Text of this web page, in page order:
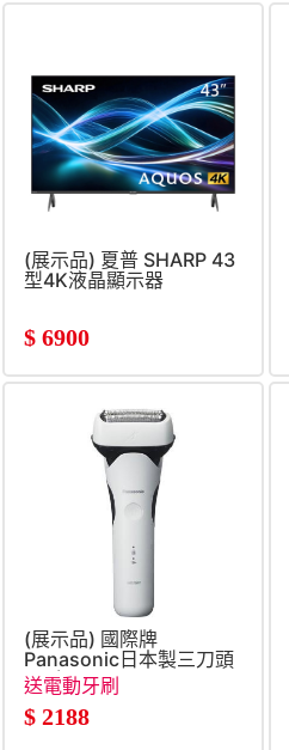
(展示品) 夏普 SHARP 43
型4K液晶顯示器
$ 6900
(展示品) 國際牌
Panasonic日本製三刀頭
電鬍刀
送電動牙刷
$ 2188